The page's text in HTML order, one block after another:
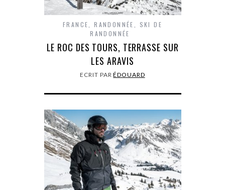
FRANCE ,RANDONNÉE
SKI DE
RANDONNÉE
LE ROC DES TOURS, TERRASSE SUR
LES ARAVIS
ECRIT PARÉDOUARD